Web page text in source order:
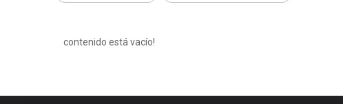
contenido está vacío!